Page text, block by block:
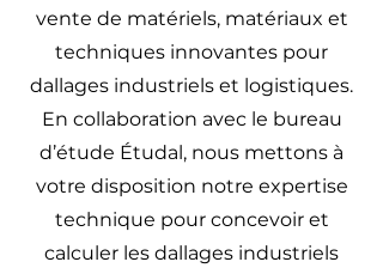
vente de matériels, matériaux et
techniques innovantes pour
dallages industriels et logistiques.
En collaboration avec le bureau
d’étude Étudal, nous mettons à
votre disposition notre expertise
technique pour concevoir et
calculer les dallages industriels